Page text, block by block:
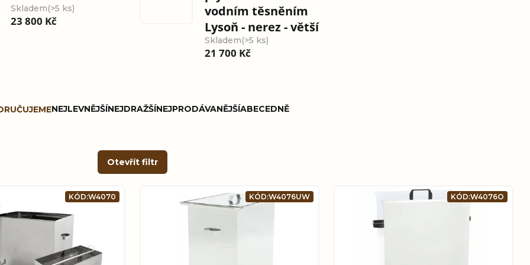
Skladem(>5 ks)
23 800 Kč
vodním těsněním
Lysoň - nerez - větší
Skladem(>5 ks)
21 700 Kč
NEJLEVNĚJŠÍNEJDRAŽŠÍNEJPRODÁVANĚJŠÍABECEDNĚ
Otevřít filtr
KÓD:W4070 KÓD:W4076UW KÓD:W4076O